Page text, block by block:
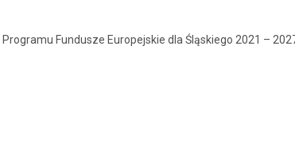
Fundusze Europejskie dla Śląskiego 2021 –